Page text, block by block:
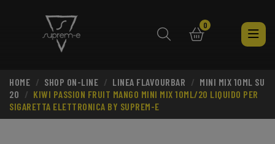
search
0
HOME SHOP ON-LINE LINEA FLAVOURBAR
MINI MIX 10ML SU
20
KIWI PASSION FRUIT MANGO MINI MIX 10ML/20 LIQUIDO PER
SIGARETTA ELETTRONICA BY SUPREM-E